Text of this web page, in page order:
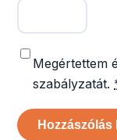
Megértettem
szabályzatát.